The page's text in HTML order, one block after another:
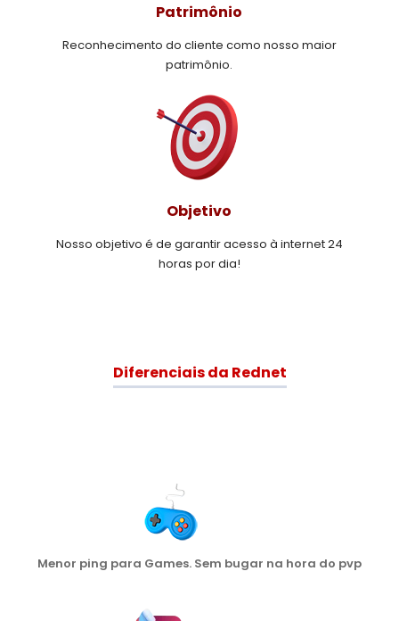
Patrimônio
Reconhecimento do cliente como nosso maior
patrimônio.
Objetivo
Nosso objetivo é de garantir acesso à internet 24
horas por dia!
Diferenciais da Rednet
Menor ping para Games. Sem bugar na hora do pvp